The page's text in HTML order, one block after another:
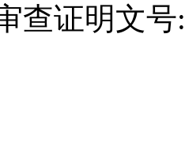
查证明文